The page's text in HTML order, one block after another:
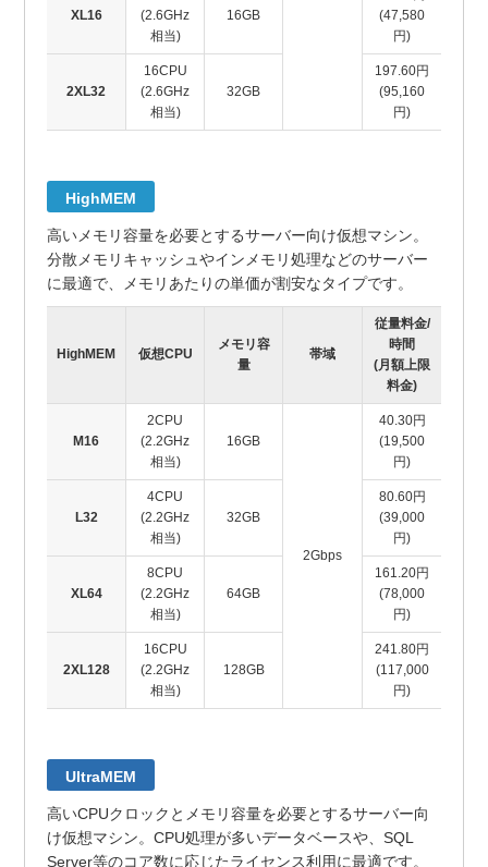
XL16
(2.6GHz
相当)
16GB
(47,580
円)
2XL32
16CPU
(2.6GHz
相当)
32GB
197.60円
(95,160
円)
HighMEM
高いメモリ容量を必要とするサーバー向け仮想マシン。
分散メモリキャッシュやインメモリ処理などのサーバー
に最適で、メモリあたりの単価が割安なタイプです。
HighMEM 仮想CPU
メモリ容
量
帯域
従量料金/
時間
(月額上限
料金)
M16
2CPU
(2.2GHz
相当)
16GB
2Gbps
40.30円
(19,500
円)
L32
4CPU
(2.2GHz
相当)
32GB
80.60円
(39,000
円)
XL64
8CPU
(2.2GHz
相当)
64GB
161.20円
(78,000
円)
2XL128
16CPU
(2.2GHz
相当)
128GB
241.80円
(117,000
円)
UltraMEM
高いCPUクロックとメモリ容量を必要とするサーバー向
け仮想マシン。CPU処理が多いデータベースや、SQL
Server等のコア数に応じたライセンス利用に最適です。